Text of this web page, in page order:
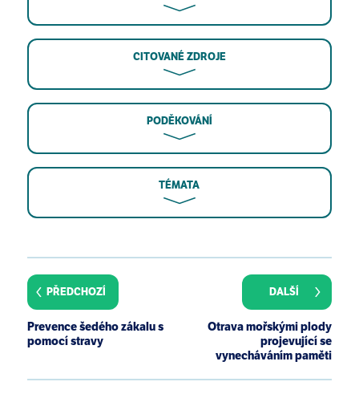
CITOVANÉ ZDROJE
PODĚKOVÁNÍ
TÉMATA
2010.
Centers for Disease Control and Prevention. State-
specific trends in fruit and vegetable consumption
among adults --- United States, 2000-2009. MMWR
Morb Mortal Wkly Rep. 2010 Sep 10;59(35):1125-30.
PŘEDCHOZÍ
Prevence šedého zákalu s
pomocí stravy
Otrava mořskými plody
projevující se
vynecháváním paměti
DALŠÍ